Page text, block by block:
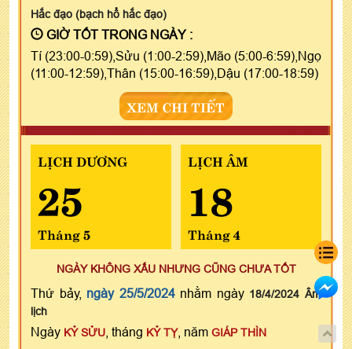
Hắc đạo (bạch hổ hắc đạo)
GIỜ TỐT TRONG NGÀY :
Tí (23:00-0:59),Sửu (1:00-2:59),Mão (5:00-6:59),Ngọ
(11:00-12:59),Thân (15:00-16:59),Dậu (17:00-18:59)
XEM CHI TIẾT
LỊCH DƯƠNG
25
Tháng 5
LỊCH ÂM
18
Tháng 4
NGÀY KHÔNG XẤU NHƯNG CŨNG CHƯA TỐT
Thứ bảy, ngày 25/5/2024nhằm ngày 18/4/2024 Âm
lịch
Ngày KỶ SỬU , tháng KỶ TỴ, năm GIÁP THÌN